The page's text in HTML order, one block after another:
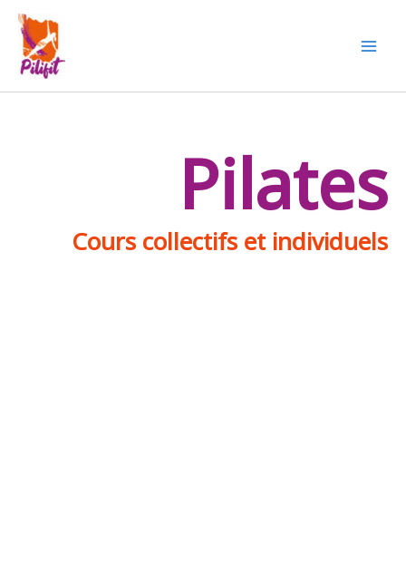
Aller
contenu
Pilates
Cours collectifs et individuels